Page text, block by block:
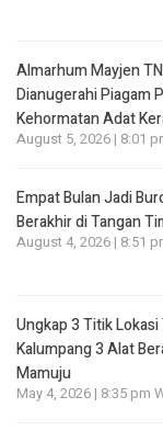
Almarhum Mayjen
Dianugerahi Piagam
Kehormatan Adat
August 5, 2026 | 8:01
Empat Bulan Jadi
Berakhir di Tangan
August 4, 2026 | 8:51
Ungkap 3 Titik
Kalumpang 3 Alat
Mamuju
May 4, 2026 | 8:35 pm